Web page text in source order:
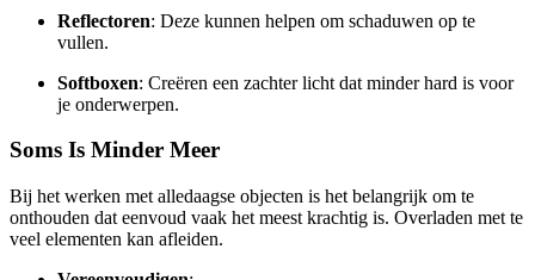
Reflectoren: Deze kunnen helpen om schaduwen op te
vullen.
Softboxen: Creëren een zachter licht dat minder hard is voor
je onderwerpen.
Soms Is Minder Meer
Bij het werken met alledaagse objecten is het belangrijk om te
onthouden dat eenvoud vaak het meest krachtig is. Overladen met te
veel elementen kan afleiden.